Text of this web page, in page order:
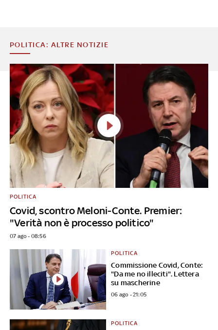
POLITICA: ALTRE NOTIZIE
Covid, scontro Meloni-Conte. Premier:
"Verità non è processo politico"
POLITICA
07 ago - 08:56
Commissione Covid, Conte:
"Da me no illeciti". Lettera
su mascherine
POLITICA
06 ago - 21:05
POLITICA